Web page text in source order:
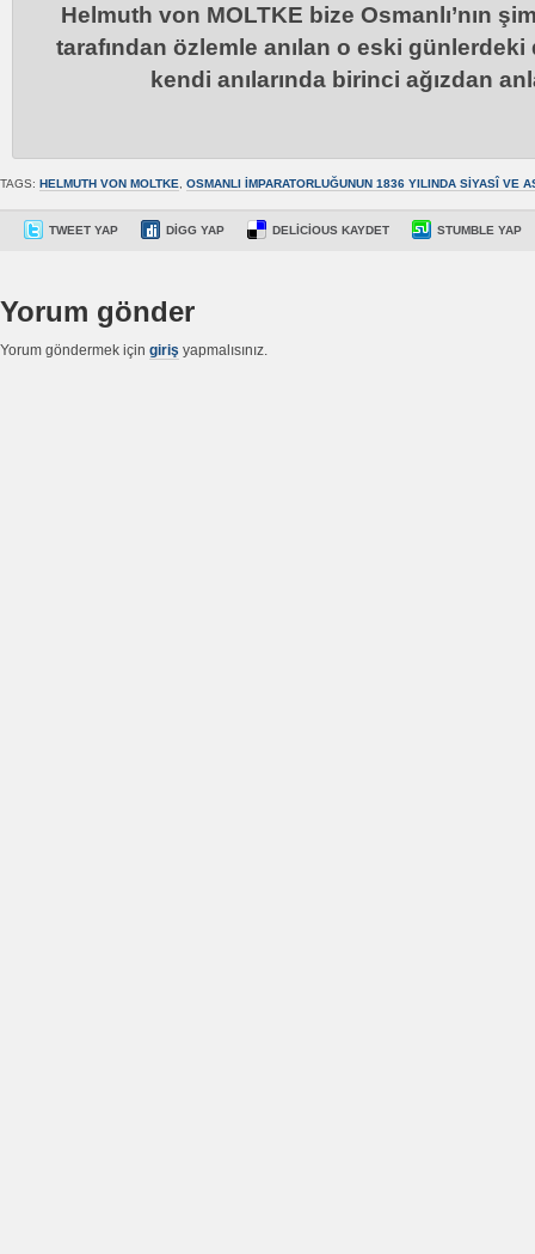
Helmuth von MOLTKE bize Osmanlı’nın
tarafından özlemle anılan o eski
kendi anılarında birinci ağızdan
TAGS: HELMUTH VON MOLTKE OSMANLI İMPARATORLUĞUNUN 1836 YILINDA SIYASÎ VE
TWEET YAP DIGG YAP DELICIOUS KAYDET STUMBLE YAP
Yorum gönder
Yorum göndermek için giriş yapmalısınız.